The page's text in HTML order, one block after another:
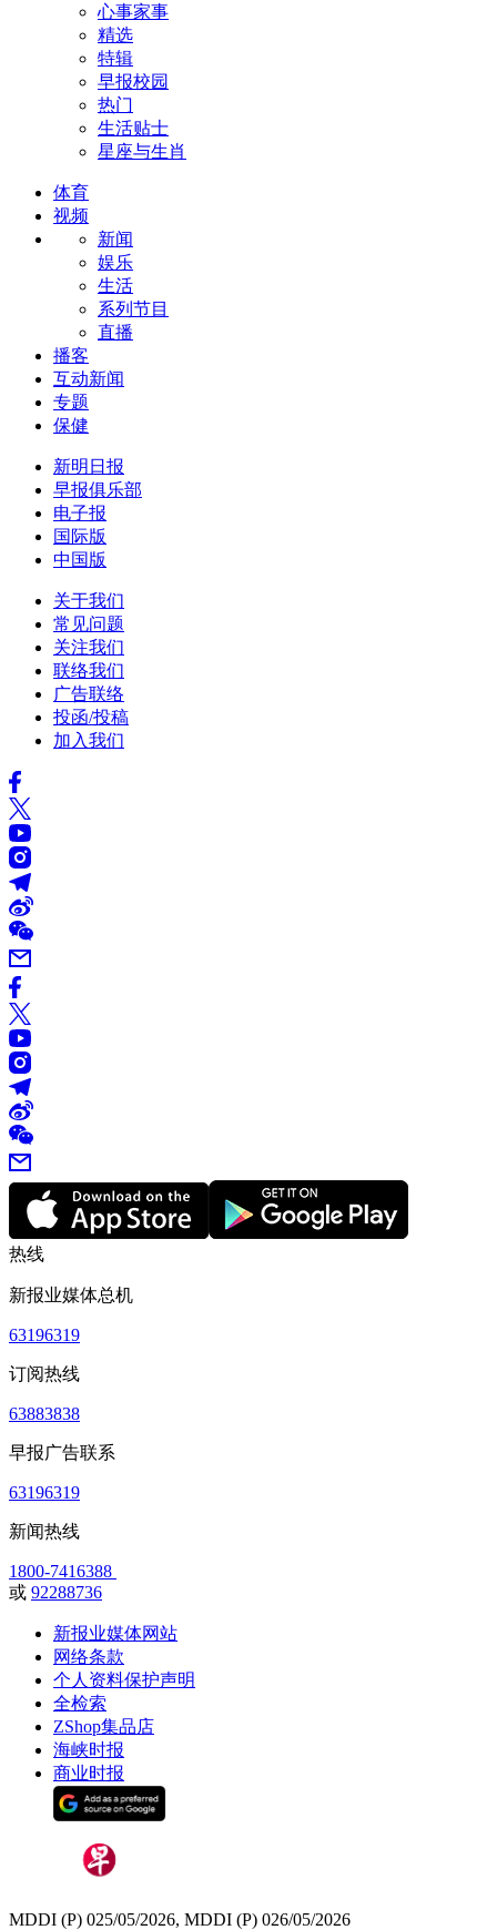
心事家事
精选
特辑
早报校园
热门
生活贴士
星座与生肖
体育
视频
新闻
娱乐
生活
系列节目
直播
播客
互动新闻
专题
保健
新明日报
早报俱乐部
电子报
国际版
中国版
关于我们
常见问题
关注我们
联络我们
广告联络
投函/投稿
加入我们
热线
新报业媒体总机
63196319
订阅热线
63883838
早报广告联系
63196319
新闻热线
1800-7416388
或 92288736
新报业媒体网站
网络条款
个人资料保护声明
全检索
ZShop集品店
海峡时报
商业时报
MDDI (P) 025/05/2026, MDDI (P) 026/05/2026